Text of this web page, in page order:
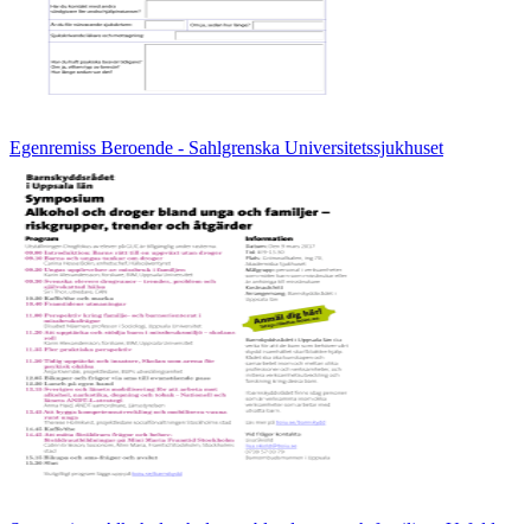
Egenremiss Beroende - Sahlgrenska Universitetssjukhuset